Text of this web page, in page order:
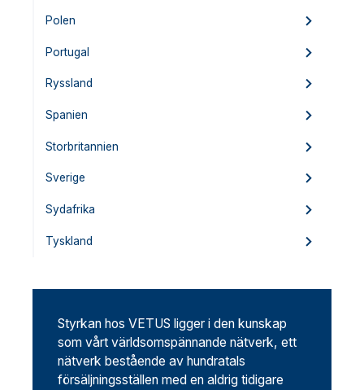
Polen
Portugal
Ryssland
Spanien
Storbritannien
Sverige
Sydafrika
Tyskland
Styrkan hos VETUS ligger i den kunskap
som vårt världsomspännande nätverk, ett
nätverk bestående av hundratals
försäljningsställen med en aldrig tidigare